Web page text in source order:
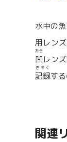
水中の
用レン
凹
おう
レン
記録
きろく
す
関連